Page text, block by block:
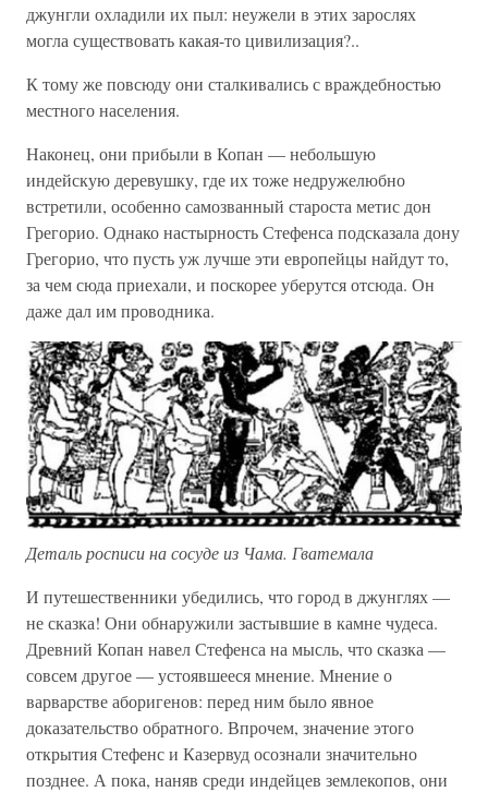
джунгли охладили их пыл: неужели в этих зарослях
могла существовать какая-то цивилизация?..
К тому же повсюду они сталкивались с враждебностью
местного населения.
Наконец, они прибыли в Копан — небольшую
индейскую деревушку, где их тоже недружелюбно
встретили, особенно самозванный староста метис дон
Грегорио. Однако настырность Стефенса подсказала дону
Грегорио, что пусть уж лучше эти европейцы найдут то,
за чем сюда приехали, и поскорее уберутся отсюда. Он
даже дал им проводника.
Деталь росписи на сосуде из Чама. Гватемала
И путешественники убедились, что город в джунглях —
не сказка! Они обнаружили застывшие в камне чудеса.
Древний Копан навел Стефенса на мысль, что сказка —
совсем другое — устоявшееся мнение. Мнение о
варварстве аборигенов: перед ним было явное
доказательство обратного. Впрочем, значение этого
открытия Стефенс и Казервуд осознали значительно
позднее. А пока, наняв среди индейцев землекопов, они